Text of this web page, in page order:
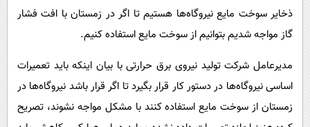
ذخایر سوخت مایع نیروگاه‌ها هستیم تا اگر در زمستان با افت فشار
گاز مواجه شدیم بتوانیم از سوخت مایع استفاده کنیم.
مدیرعامل شرکت تولید نیروی برق حرارتی با بیان اینکه باید تعمیرات
اساسی نیروگاه‌ها در دستور کار قرار بگیرد تا اگر قرار باشد نیروگاه‌ها در
زمستان از سوخت مایع استفاده کنند با مشکل مواجه نشوند، تصریح